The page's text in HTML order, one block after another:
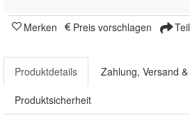
Merken Preis vorschlagen
Produktdetails Zahlung, Versand
Produktsicherheit